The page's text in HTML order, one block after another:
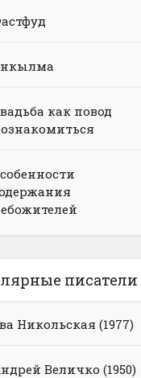
как повод
писатели
Никольская (1977)
Величко (1950)